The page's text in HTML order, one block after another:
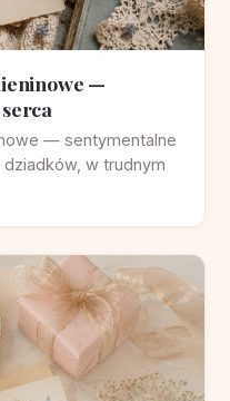
—
— sentymentalne
w trudnym